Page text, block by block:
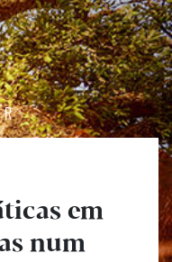
em
num